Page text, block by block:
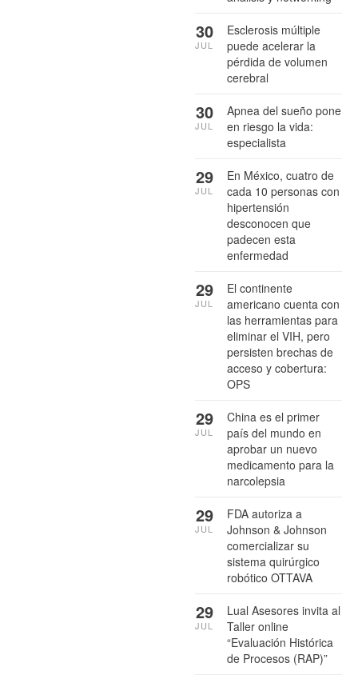
Esclerosis múltiple
puede acelerar la
pérdida de volumen
cerebral
30
JUL
Apnea del sueño pone
en riesgo la vida:
especialista
30
JUL
En México, cuatro de
cada 10 personas con
hipertensión
desconocen que
padecen esta
enfermedad
29
JUL
El continente
americano cuenta con
las herramientas para
eliminar el VIH, pero
persisten brechas de
acceso y cobertura:
OPS
29
JUL
China es el primer
país del mundo en
aprobar un nuevo
medicamento para la
narcolepsia
29
JUL
FDA autoriza a
Johnson & Johnson
comercializar su
sistema quirúrgico
robótico OTTAVA
29
JUL
Lual Asesores invita al
Taller online
“Evaluación Histórica
de Procesos (RAP)”
29
JUL